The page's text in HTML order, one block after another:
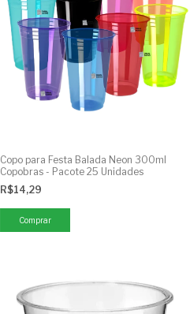
Copo para Festa Balada Neon 300ml
Copobras - Pacote 25 Unidades
R$14,29
Comprar